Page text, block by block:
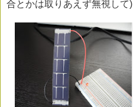
合とかは取りあえず無視して)